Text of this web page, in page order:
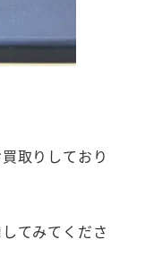
取りしており
てみてくださ